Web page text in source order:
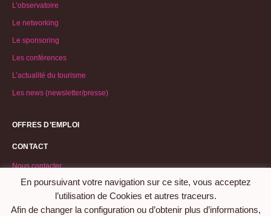
L’observatoire
Le networking
Le sponsoring
Les conférences
L’actualité du tourisme
Les news (newsletter/presse)
OFFRES D’EMPLOI
CONTACT
Nous contacter
Demande d’adhésion
©2026 Association Femmes du Tourisme
En poursuivant votre navigation sur ce site, vous acceptez
l’utilisation de Cookies et autres traceurs.
Afin de changer la configuration ou d’obtenir plus d’informations,